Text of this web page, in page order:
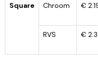
Square Chroom €
RVS €